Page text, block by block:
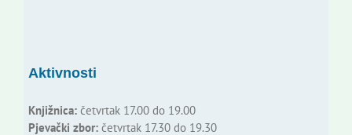
Aktivnosti
Knjižnica:četvrtak 17.00 do 19.00
Pjevački zbor:četvrtak 17.30 do 19.30